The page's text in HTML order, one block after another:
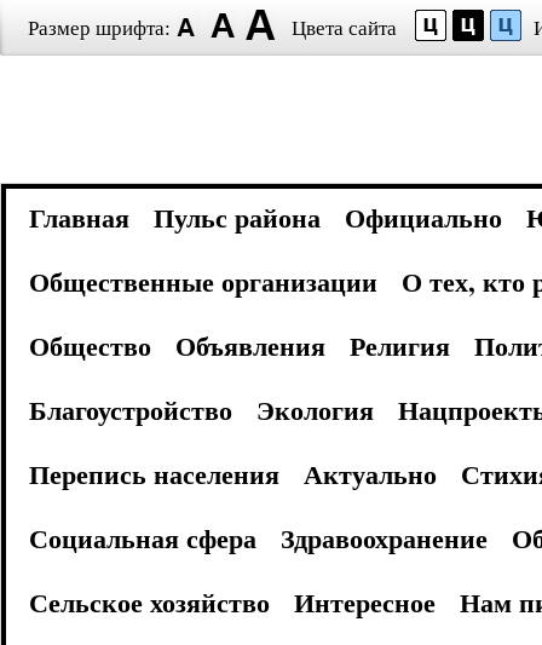
Размер шрифта: Цвета сайта
Главная Пульс района Официально
Общественные организации
О тех, кто
Общество
Объявления Религия
Благоустройство
Экология
Перепись населения
Актуально
Социальная сфера
Здравоохранение
Сельское хозяйство
Интересное
Нам